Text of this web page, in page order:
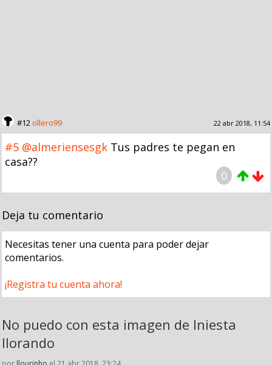
#12ollero99 22 abr 2018, 11:54
#5 @almeriensesgk Tus padres te pegan en
casa??
0
Deja tu comentario
Necesitas tener una cuenta para poder dejar
comentarios.
¡Registra tu cuenta ahora!
No puedo con esta imagen de Iniesta
llorando